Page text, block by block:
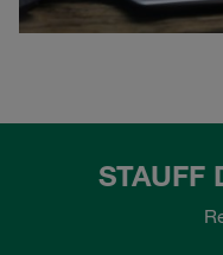
STAUFF